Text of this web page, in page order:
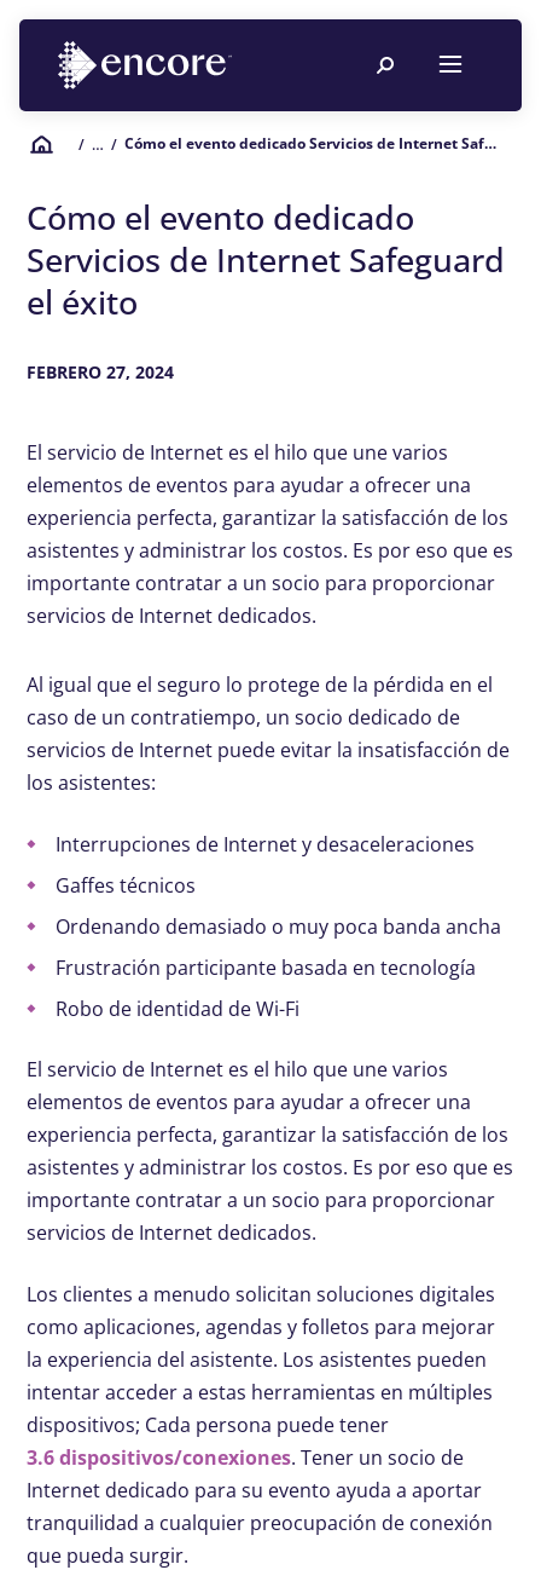
/ … / Cómo el evento dedicado Servicios de Internet Safeguard el éxito
Cómo el evento dedicado
Servicios de Internet Safeguard
el éxito
FEBRERO 27, 2024
El servicio de Internet es el hilo que une varios
elementos de eventos para ayudar a ofrecer una
experiencia perfecta, garantizar la satisfacción de los
asistentes y administrar los costos. Es por eso que es
importante contratar a un socio para proporcionar
servicios de Internet dedicados.
Al igual que el seguro lo protege de la pérdida en el
caso de un contratiempo, un socio dedicado de
servicios de Internet puede evitar la insatisfacción de
los asistentes:
Interrupciones de Internet y desaceleraciones
Gaffes técnicos
Ordenando demasiado o muy poca banda ancha
Frustración participante basada en tecnología
Robo de identidad de Wi-Fi
El servicio de Internet es el hilo que une varios
elementos de eventos para ayudar a ofrecer una
experiencia perfecta, garantizar la satisfacción de los
asistentes y administrar los costos. Es por eso que es
importante contratar a un socio para proporcionar
servicios de Internet dedicados.
Los clientes a menudo solicitan soluciones digitales
como aplicaciones, agendas y folletos para mejorar
la experiencia del asistente. Los asistentes pueden
intentar acceder a estas herramientas en múltiples
dispositivos; Cada persona puede tener
3.6 dispositivos/conexiones. Tener un socio de
Internet dedicado para su evento ayuda a aportar
tranquilidad a cualquier preocupación de conexión
que pueda surgir.